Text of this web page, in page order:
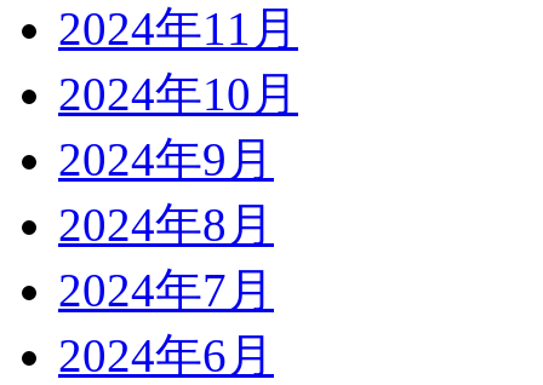
2024年11月
2024年10月
2024年9月
2024年8月
2024年7月
2024年6月